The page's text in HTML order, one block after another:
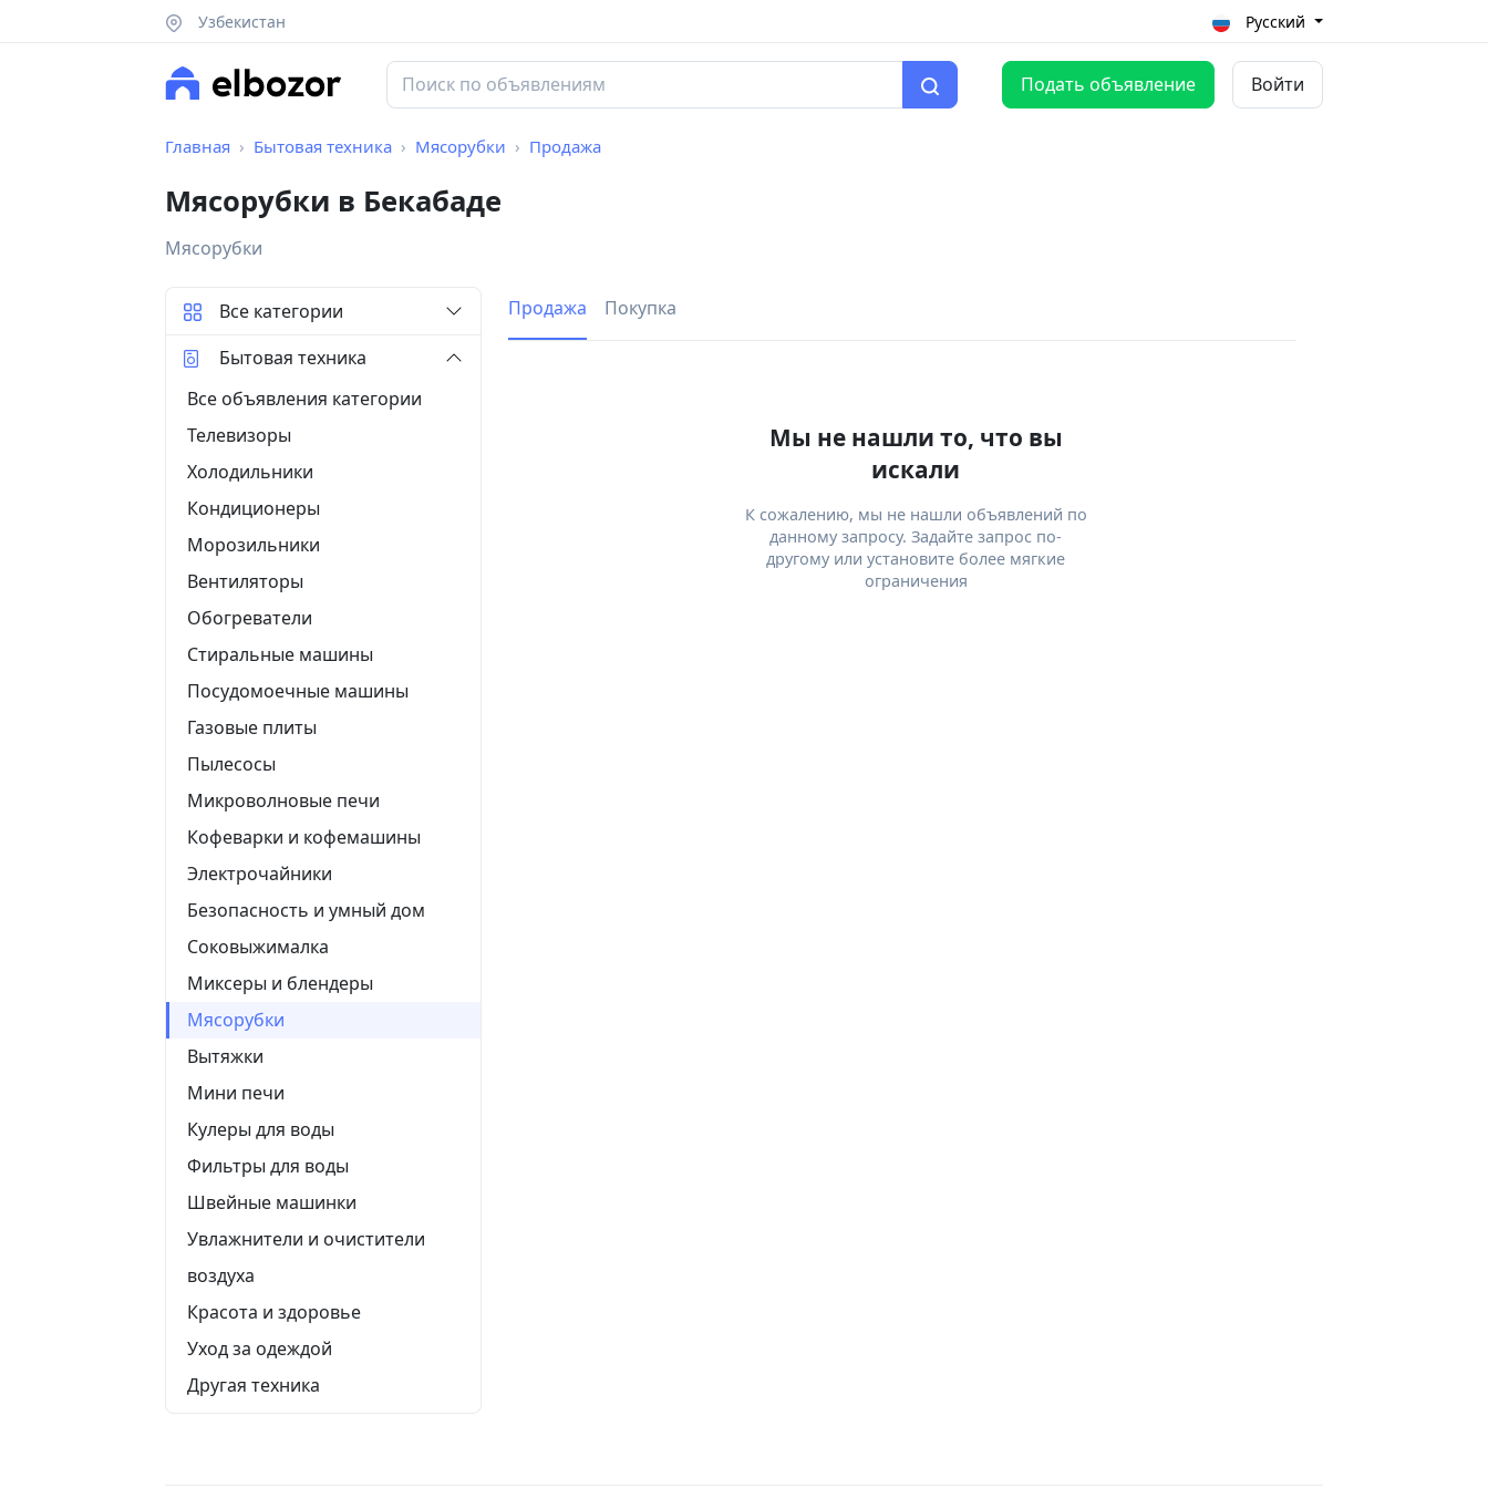
Узбекистан Русский
Подать объявление Войти
Главная Бытовая техника Мясорубки Продажа
Мясорубки в Бекабаде
Мясорубки
Продажа Покупка
Мы не нашли то, что вы
искали
К сожалению, мы не нашли объявлений по
данному запросу. Задайте запрос по-
другому или установите более мягкие
ограничения
Все категории
Бытовая техника
Все объявления категории
Телевизоры
Холодильники
Кондиционеры
Морозильники
Вентиляторы
Обогреватели
Стиральные машины
Посудомоечные машины
Газовые плиты
Пылесосы
Микроволновые печи
Кофеварки и кофемашины
Электрочайники
Безопасность и умный дом
Соковыжималка
Миксеры и блендеры
Мясорубки
Вытяжки
Мини печи
Кулеры для воды
Фильтры для воды
Швейные машинки
Увлажнители и очистители
воздуха
Красота и здоровье
Уход за одеждой
Другая техника